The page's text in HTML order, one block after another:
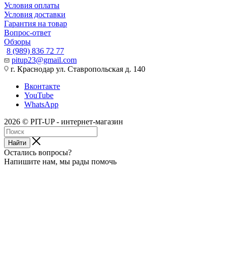
Условия оплаты
Условия доставки
Гарантия на товар
Вопрос-ответ
Обзоры
8 (989) 836 72 77
pitup23@gmail.com
г. Краснодар ул. Ставропольская д. 140
Вконтакте
YouTube
WhatsApp
2026 © PIT-UP - интернет-магазин
Найти
Остались вопросы?
Напишите нам, мы рады помочь